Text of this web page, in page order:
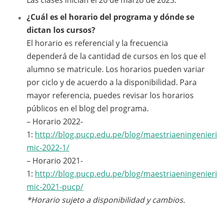
¿Cuál es el horario del programa y dónde se
dictan los cursos?
El horario es referencial y la frecuencia
dependerá de la cantidad de cursos en los que el
alumno se matricule. Los horarios pueden variar
por ciclo y de acuerdo a la disponibilidad. Para
mayor referencia, puedes revisar los horarios
públicos en el blog del programa.
– Horario 2022-
1: http://blog.pucp.edu.pe/blog/
mic-2022-1/
– Horario 2021-
1: http://blog.pucp.edu.pe/blog/
mic-2021-pucp/
*Horario sujeto a disponibilidad y cambios.